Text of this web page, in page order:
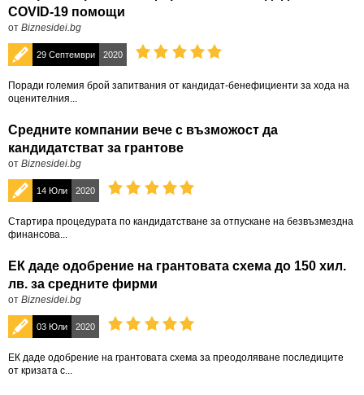
COVID-19 помощи
от Biznesidei.bg
29 Септември 2020
Поради големия брой запитвания от кандидат-бенефициенти за хода на
оценителния...
Средните компании вече с възможост да
кандидатстват за грантове
от Biznesidei.bg
14 Юли 2020
Стартира процедурата по кандидатстване за отпускане на безвъзмездна
финансова...
ЕК даде одобрение на грантовата схема до 150 хил.
лв. за средните фирми
от Biznesidei.bg
03 Юли 2020
ЕК даде одобрение на грантовата схема за преодоляване последиците
от кризата с...